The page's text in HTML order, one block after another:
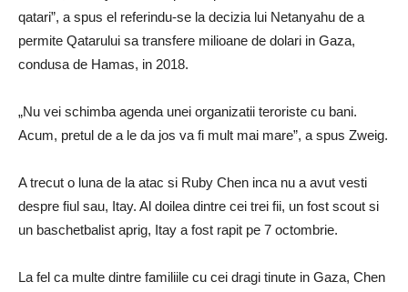
qatari”, a spus el referindu-se la decizia lui Netanyahu de a
permite Qatarului sa transfere milioane de dolari in Gaza,
condusa de Hamas, in 2018.
„Nu vei schimba agenda unei organizatii teroriste cu bani.
Acum, pretul de a le da jos va fi mult mai mare”, a spus Zweig.
A trecut o luna de la atac si Ruby Chen inca nu a avut vesti
despre fiul sau, Itay. Al doilea dintre cei trei fii, un fost scout si
un baschetbalist aprig, Itay a fost rapit pe 7 octombrie.
La fel ca multe dintre familiile cu cei dragi tinute in Gaza, Chen